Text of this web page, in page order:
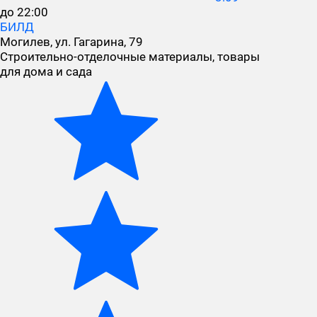
до 22:00
БИЛД
Могилев, ул. Гагарина, 79
Строительно-отделочные материалы, товары
для дома и сада